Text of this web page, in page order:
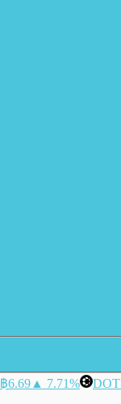
฿6.69 ▲ 7.71% DOT